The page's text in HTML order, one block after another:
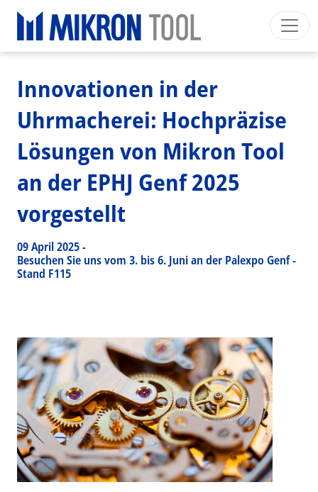
Deutsch Mein Konto Download
Main navigation
INDUSTRIESEGMENTE
PRODUKTE
DIENSTLEISTUNGEN
INSIDE MIKRON TOOL
Breadcrumb
HOME > NEWS EVENTS > NEWS >
INNOVATIONEN IN DER UHRMACHEREI: HOCHPRÄZISE LÖSUNGEN VON MIKRON
TOOL AN DER EPHJ GENF 2025 VORGESTELLT
Innovationen in der
Uhrmacherei: Hochpräzise
Lösungen von Mikron Tool
an der EPHJ Genf 2025
vorgestellt
09 April 2025-
Besuchen Sie uns vom 3. bis 6. Juni an der Palexpo Genf -
Stand F115